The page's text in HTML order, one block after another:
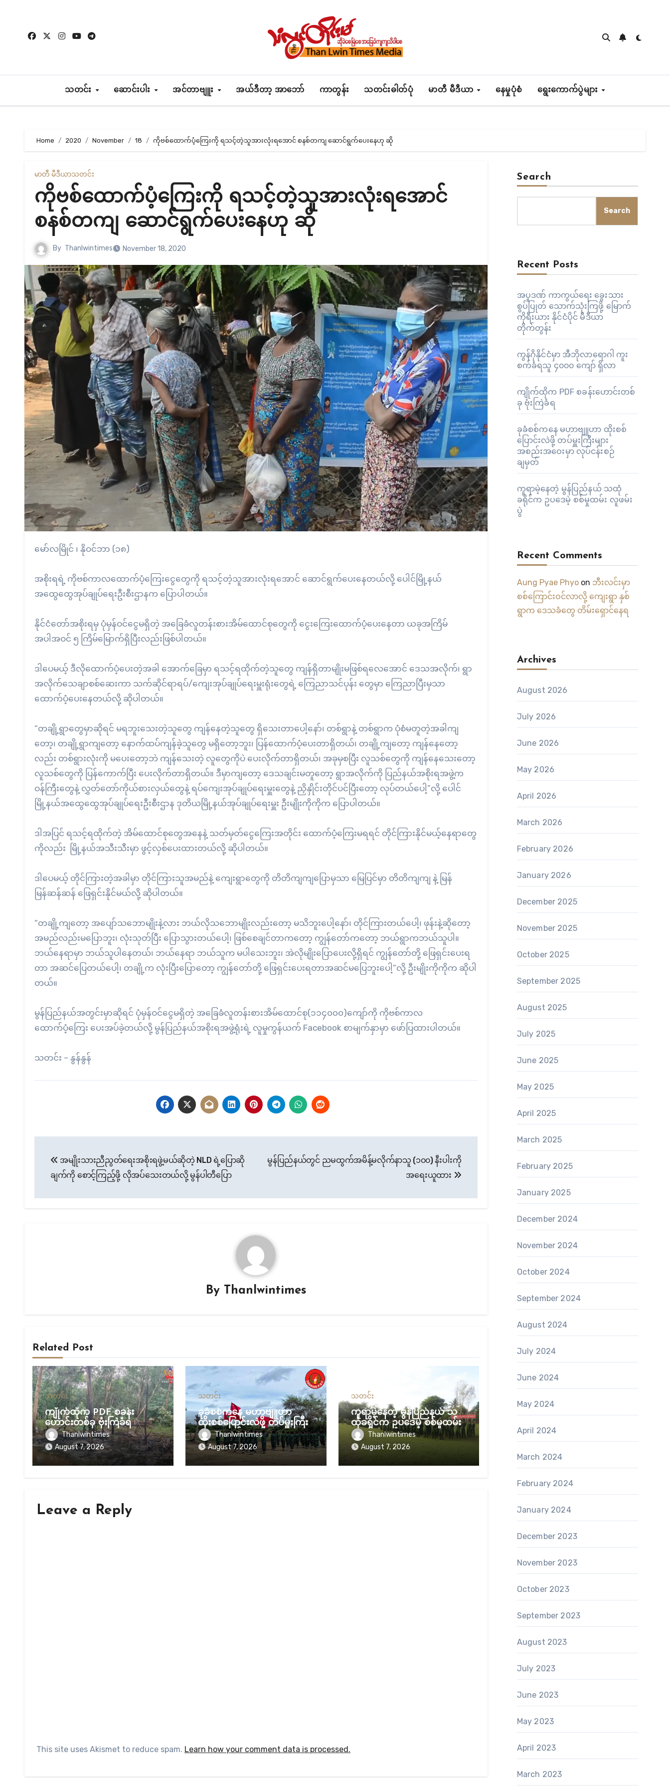
content
သတင်း ဆောင်းပါး အင်တာဗျူး အယ်ဒီတာ့ အာဘော် ကာတွန်း သတင်းဓါတ်ပုံ မာတီ မီဒီယာ နေမှုပုံစံ ရွေးကောက်ပွဲများ
Home 2020 November 18 ကိုဗစ်ထောက်ပံ့ကြေးကို ရသင့်တဲ့သူအားလုံးရအောင် စနစ်တကျ ဆောင်ရွက်ပေးနေဟု ဆို
မာတီ မီဒီယာသတင်း
ကိုဗစ်ထောက်ပံ့ကြေးကို ရသင့်တဲ့သူအားလုံးရအောင်
စနစ်တကျ ဆောင်ရွက်ပေးနေဟု ဆို
By Thanlwintimes November 18, 2020
မော်လမြိုင် ၊ နိုဝင်ဘာ (၁၈)
အစိုးရရဲ့ ကိုဗစ်ကာလထောက်ပံ့ကြေးငွေတွေကို ရသင့်တဲ့သူအားလုံးရအောင် ဆောင်ရွက်ပေးနေတယ်လို့ ပေါင်မြို့နယ်
အထွေထွေအုပ်ချုပ်ရေးဦးစီးဌာနက ပြောပါတယ်။
နိုင်ငံတော်အစိုးရမှ ပုံမှန်ဝင်ငွေမရှိတဲ့ အခြေခံလူတန်းစားအိမ်ထောင်စုတွေကို ငွေးကြေးထောက်ပံ့ပေးနေတာ ယခုအကြိမ်
အပါအဝင် ၅ ကြိမ်မြောက်ရှိပြီးလည်းဖြစ်ပါတယ်။
ဒါပေမယ့် ဒီလိုထောက်ပံ့ပေးတဲ့အခါ အောက်ခြေမှာ ရသင့်ရထိုက်တဲ့သူတွေ ကျန်ရှိတာမျိုးမဖြစ်ရလေအောင် ဒေသအလိုက်၊ ရွာ
အလိုက်သေချာစစ်ဆေးကာ သက်ဆိုင်ရာရပ်/ကျေးအုပ်ချုပ်ရေးမှူးရုံးတွေရဲ့ ကြေညာသင်ပုန်း တွေမှာ ကြေညာပြီးမှသာ
ထောက်ပံ့ပေးနေတယ်လို့ ဆိုပါတယ်။
“တချို့ရွာတွေမှာဆိုရင် မရဘူးသေးတဲ့သူတွေ ကျန်နေတဲ့သူတွေ ရှိသေးတာပေါ့နော်၊ တစ်ရွာနဲ့ တစ်ရွာက ပုံစံမတူတဲ့အခါကျ
တော့၊ တချို့ရွာကျတော့ နောက်ထပ်ကျန်ခဲ့သူတွေ မရှိတော့ဘူး၊ ပြန်ထောက်ပံ့ပေးတာရှိတယ်၊ တချို့ကျတော့ ကျန်နေတော့
လည်း တစ်ရွားလုံးကို မပေးတော့ဘဲ ကျန်သေးတဲ့ လူတွေကိုပဲ ပေးလိုက်တာရှိတယ်၊ အခုမှစပြီး လူသစ်တွေကို ကျန်နေသေးတော့
လူသစ်တွေကို ပြန်ကောက်ပြီး ပေးလိုက်တာရှိတယ်။ ဒီမှာကျတော့ ဒေသချင်းမတူတော့ ရွာအလိုက်ကို ပြည်နယ်အစိုးရအဖွဲ့က
ဝန်ကြီးတွေနဲ့ လွှတ်တော်ကိုယ်စားလှယ်တွေနဲ့ ရပ်ကျေးအုပ်ချုပ်ရေးမှူးတွေနဲ့ ညှိနှိုင်းတိုင်ပင်ပြီးတော့ လုပ်တယ်ပေါ့”လို့ ပေါင်
မြို့နယ်အထွေထွေအုပ်ချုပ်ရေးဦးစီးဌာန ဒုတိယမြို့နယ်အုပ်ချုပ်ရေးမှူး ဦးမျိုးကိုကိုက ပြောပါတယ်။
ဒါအပြင် ရသင့်ရထိုက်တဲ့ အိမ်ထောင်စုတွေအနေနဲ့ သတ်မှတ်ငွေကြေးအတိုင်း ထောက်ပံ့ကြေးမရရင် တိုင်ကြားနိုင်မယ့်နေရာတွေ
ကိုလည်း မြို့နယ်အသီးသီးမှာ ဖွင့်လှစ်ပေးထားတယ်လို့ ဆိုပါတယ်။
ဒါပေမယ့် တိုင်ကြားတဲ့အခါမှာ တိုင်ကြားသူအမည်နဲ့ ကျေးရွာတွေကို တိတိကျကျပြောမှသာ မြေပြင်မှာ တိတိကျကျ နဲ့ မြန်
မြန်ဆန်ဆန် ဖြေရှင်းနိုင်မယ်လို့ ဆိုပါတယ်။
“တချို့ကျတော့ အပျော်သဘောမျိုးနဲ့လား ဘယ်လိုသဘောမျိုးလည်းတော့ မသိဘူးပေါ့နော်၊ တိုင်ကြားတယ်ပေါ့၊ ဖုန်းနဲ့ဆိုတော့
အမည်လည်းမပြောဘူး၊ လုံးသုတ်ပြီး ပြောသွားတယ်ပေါ့၊ ဖြစ်စေချင်တာကတော့ ကျွန်တော်ကတော့ ဘယ်ရွာကဘယ်သူပါ။
ဘယ်နေရာမှာ ဘယ်သူပါနေတယ်၊ ဘယ်နေရာ ဘယ်သူက မပါသေးဘူး၊ အဲလိုမျိုးပြောပေးလို့ရှိရင် ကျွန်တော်တို့ ဖြေရှင်းပေးရ
တာ အဆင်ပြေတယ်ပေါ့၊ တချို့က လုံးပြီးပြောတော့ ကျွန်တော်တို့ ဖြေရှင်းပေးရတာအဆင်မပြေဘူးပေါ့”လို့ ဦးမျိုးကိုကိုက ဆိုပါ
တယ်။
မွန်ပြည်နယ်အတွင်းမှာဆိုရင် ပုံမှန်ဝင်ငွေမရှိတဲ့ အခြေခံလူတန်းစားအိမ်ထောင်စု(၁၁၄၀၀၀)ကျော်ကို ကိုဗစ်ကာလ
ထောက်ပံ့ကြေး ပေးအပ်ခဲ့တယ်လို့ မွန်ပြည်နယ်အစိုးရအဖွဲ့ရုံးရဲ့ လူမှုကွန်ယက် Facebook စာမျက်နှာမှာ ဖော်ပြထားပါတယ်။
သတင်း – နွန်နွန်
navigation
အမျိုးသားညီညွတ်ရေးအစိုးရဖွဲ့မယ်ဆိုတဲ့ NLD ရဲ့ပြောဆို
ချက်ကို စောင့်ကြည့်ဖို့ လိုအပ်သေးတယ်လို့ မွန်ပါတီပြော
မွန်ပြည်နယ်တွင် ညမထွက်အမိန့်မလိုက်နာသူ (၁၀၀) နီးပါးကို
အရေးယူထား
By Thanlwintimes
Related Post
သတင်း
ကျိုက်ထိုက PDF စခန်း
ဟောင်းတစ်ခု ဗုံးကြဲခံရ
Thanlwintimes
August 7, 2026
သတင်း
ခုခံစစ်ကနေ မဟာဗျူဟာ
ထိုးစစ်ပြောင်းလဲဖို့ တပ်မှူးကြီး
များ အစည်းအဝေးမှာ
လုပ်ငန်းစဉ် ချမှတ်
Thanlwintimes
August 7, 2026
သတင်း
ကူရာမဲ့နေတဲ့ မွန်ပြည်နယ် သ
ထုံခရိုင်က ဥပဒေမဲ့ စစ်မှုထမ်း
လူဖမ်းပွဲThanlwintimes
August 7, 2026
Leave a Reply
This site uses Akismet to reduce spam. Learn how your comment data is processed.
Search
Search
Recent Posts
အပူဒဏ် ကာကွယ်ရေး ခွေးသား
စွပ်ပြုတ် သောက်သုံးကြဖို့ မြောက်
ကိုရီးယား နိုင်ငံပိုင် မီဒီယာ
တိုက်တွန်း
ကွန်ဂိုနိုင်ငံမှာ အီဘိုလာရောဂါ ကူး
စက်ခံရသူ ၄၀၀၀ ကျော် ရှိလာ
ကျိုက်ထိုက PDF စခန်းဟောင်းတစ်
ခု ဗုံးကြဲခံရ
ခုခံစစ်ကနေ မဟာဗျူဟာ ထိုးစစ်
ပြောင်းလဲဖို့ တပ်မှူးကြီးများ
အစည်းအဝေးမှာ လုပ်ငန်းစဉ်
ချမှတ်
ကူရာမဲ့နေတဲ့ မွန်ပြည်နယ် သထုံ
ခရိုင်က ဥပဒေမဲ့ စစ်မှုထမ်း လူဖမ်း
ပွဲ
Recent Comments
Aung Pyae Phyoon ဘီးလင်းမှာ
စစ်ကြောင်းဝင်လာလို့ ကျေးရွာ နှစ်
ရွာက ဒေသခံတွေ တိမ်းရှောင်နေရ
Archives
August 2026
July 2026
June 2026
May 2026
April 2026
March 2026
February 2026
January 2026
December 2025
November 2025
October 2025
September 2025
August 2025
July 2025
June 2025
May 2025
April 2025
March 2025
February 2025
January 2025
December 2024
November 2024
October 2024
September 2024
August 2024
July 2024
June 2024
May 2024
April 2024
March 2024
February 2024
January 2024
December 2023
November 2023
October 2023
September 2023
August 2023
July 2023
June 2023
May 2023
April 2023
March 2023